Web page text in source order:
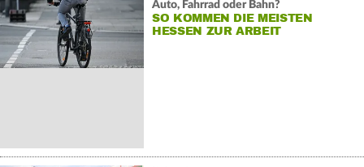
Auto, Fahrrad oder Bahn?
SO KOMMEN DIE MEISTEN
HESSEN ZUR ARBEIT